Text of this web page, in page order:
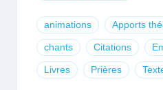
animations Apports
chants Citations
Livres Prières